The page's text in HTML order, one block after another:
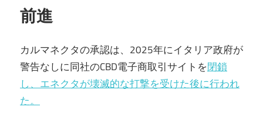
前進
カルマネクタの承認は、2025年にイタリア政府が
警告なしに同社のCBD電子商取引サイトを閉鎖
し、エネクタが壊滅的な打撃を受けた後に行われ
た。